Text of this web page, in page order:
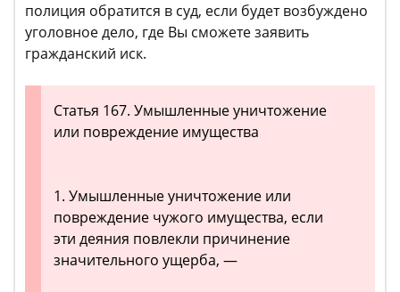
полиция обратится в суд, если будет возбуждено
уголовное дело, где Вы сможете заявить
гражданский иск.
Статья 167. Умышленные уничтожение
или повреждение имущества
1. Умышленные уничтожение или
повреждение чужого имущества, если
эти деяния повлекли причинение
значительного ущерба, —